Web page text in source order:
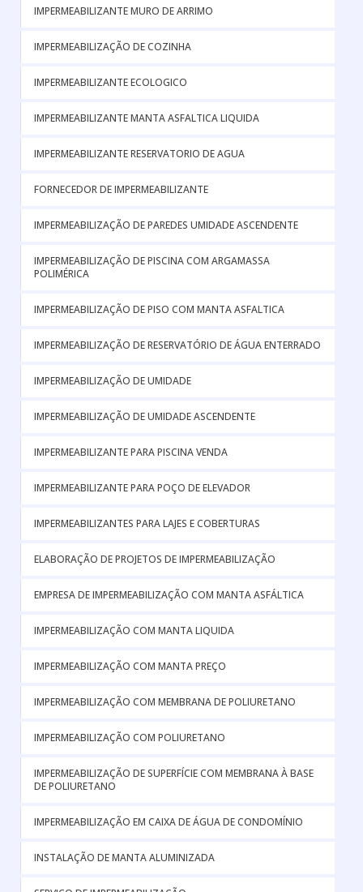
IMPERMEABILIZANTE MURO DE ARRIMO
IMPERMEABILIZAÇÃO DE COZINHA
IMPERMEABILIZANTE ECOLOGICO
IMPERMEABILIZANTE MANTA ASFALTICA LIQUIDA
IMPERMEABILIZANTE RESERVATORIO DE AGUA
FORNECEDOR DE IMPERMEABILIZANTE
IMPERMEABILIZAÇÃO DE PAREDES UMIDADE ASCENDENTE
IMPERMEABILIZAÇÃO DE PISCINA COM ARGAMASSA
POLIMÉRICA
IMPERMEABILIZAÇÃO DE PISO COM MANTA ASFALTICA
IMPERMEABILIZAÇÃO DE RESERVATÓRIO DE ÁGUA ENTERRADO
IMPERMEABILIZAÇÃO DE UMIDADE
IMPERMEABILIZAÇÃO DE UMIDADE ASCENDENTE
IMPERMEABILIZANTE PARA PISCINA VENDA
IMPERMEABILIZANTE PARA POÇO DE ELEVADOR
IMPERMEABILIZANTES PARA LAJES E COBERTURAS
ELABORAÇÃO DE PROJETOS DE IMPERMEABILIZAÇÃO
EMPRESA DE IMPERMEABILIZAÇÃO COM MANTA ASFÁLTICA
IMPERMEABILIZAÇÃO COM MANTA LIQUIDA
IMPERMEABILIZAÇÃO COM MANTA PREÇO
IMPERMEABILIZAÇÃO COM MEMBRANA DE POLIURETANO
IMPERMEABILIZAÇÃO COM POLIURETANO
IMPERMEABILIZAÇÃO DE SUPERFÍCIE COM MEMBRANA À BASE
DE POLIURETANO
IMPERMEABILIZAÇÃO EM CAIXA DE ÁGUA DE CONDOMÍNIO
INSTALAÇÃO DE MANTA ALUMINIZADA